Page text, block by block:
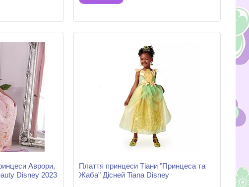
Аврори,
Disney 2023
Плаття принцеси Тіани "Принцеса та
Жаба" Дісней Tiana Disney